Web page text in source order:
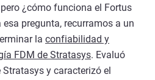
¿cómo funciona el Fortus
pregunta, recurramos a un
la confiabilidad y
FDM de Stratasys. Evaluó
y caracterizó el